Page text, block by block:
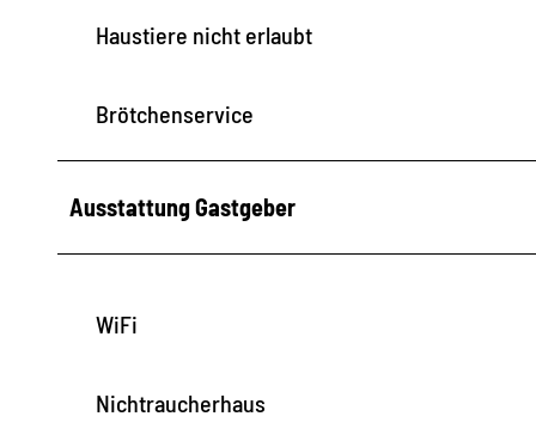
Haustiere nicht erlaubt
Brötchenservice
Ausstattung Gastgeber
WiFi
Nichtraucherhaus